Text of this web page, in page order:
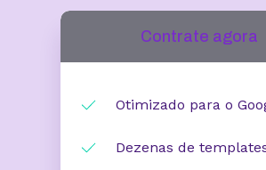
Contrate agora
Otimizado para o
Dezenas de